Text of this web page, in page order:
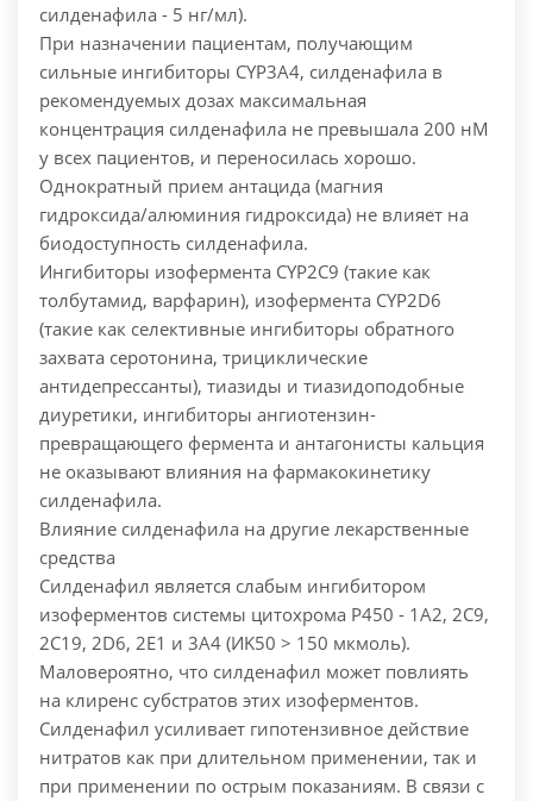
силденафила - 5 нг/мл).
При назначении пациентам, получающим
сильные ингибиторы CYP3А4, силденафила в
рекомендуемых дозах максимальная
концентрация силденафила не превышала 200 нМ
у всех пациентов, и переносилась хорошо.
Однократный прием антацида (магния
гидроксида/алюминия гидроксида) не влияет на
биодоступность силденафила.
Ингибиторы изофермента CYP2С9 (такие как
толбутамид, варфарин), изофермента CYP2D6
(такие как селективные ингибиторы обратного
захвата серотонина, трициклические
антидепрессанты), тиазиды и тиазидоподобные
диуретики, ингибиторы ангиотензин-
превращающего фермента и антагонисты кальция
не оказывают влияния на фармакокинетику
силденафила.
Влияние силденафила на другие лекарственные
средства
Силденафил является слабым ингибитором
изоферментов системы цитохрома Р450 - 1А2, 2С9,
2С19, 2D6, 2Е1 и 3А4 (ИK50 > 150 мкмоль).
Маловероятно, что силденафил может повлиять
на клиренс субстратов этих изоферментов.
Силденафил усиливает гипотензивное действие
нитратов как при длительном применении, так и
при применении по острым показаниям. В связи с